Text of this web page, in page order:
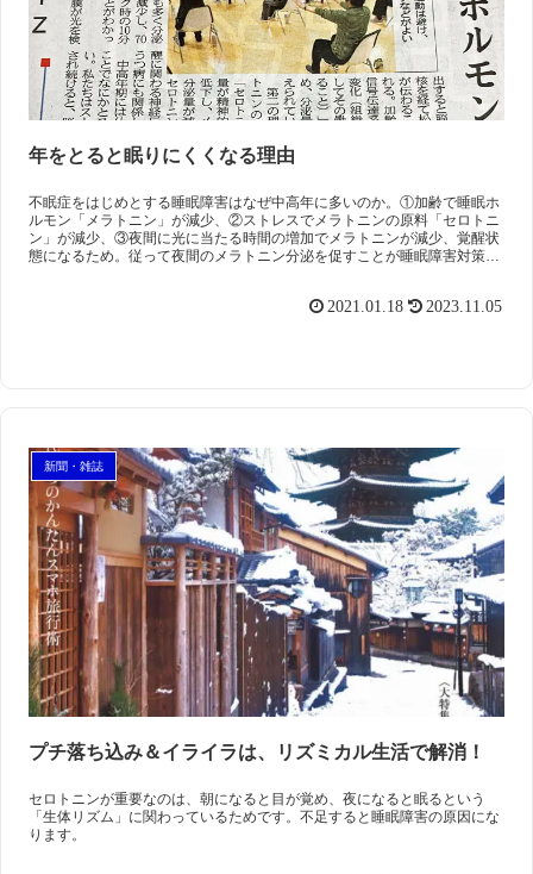
年をとると眠りにくくなる理由
不眠症をはじめとする睡眠障害はなぜ中高年に多いのか。①加齢で睡眠ホ
ルモン「メラトニン」が減少、②ストレスでメラトニンの原料「セロトニ
ン」が減少、③夜間に光に当たる時間の増加でメラトニンが減少、覚醒状
態になるため。従って夜間のメラトニン分泌を促すことが睡眠障害対策と
2021.01.18
2023.11.05
新聞・雑誌
プチ落ち込み＆イライラは、リズミカル生活で解消！
セロトニンが重要なのは、朝になると目が覚め、夜になると眠るという
「生体リズム」に関わっているためです。不足すると睡眠障害の原因にな
ります。